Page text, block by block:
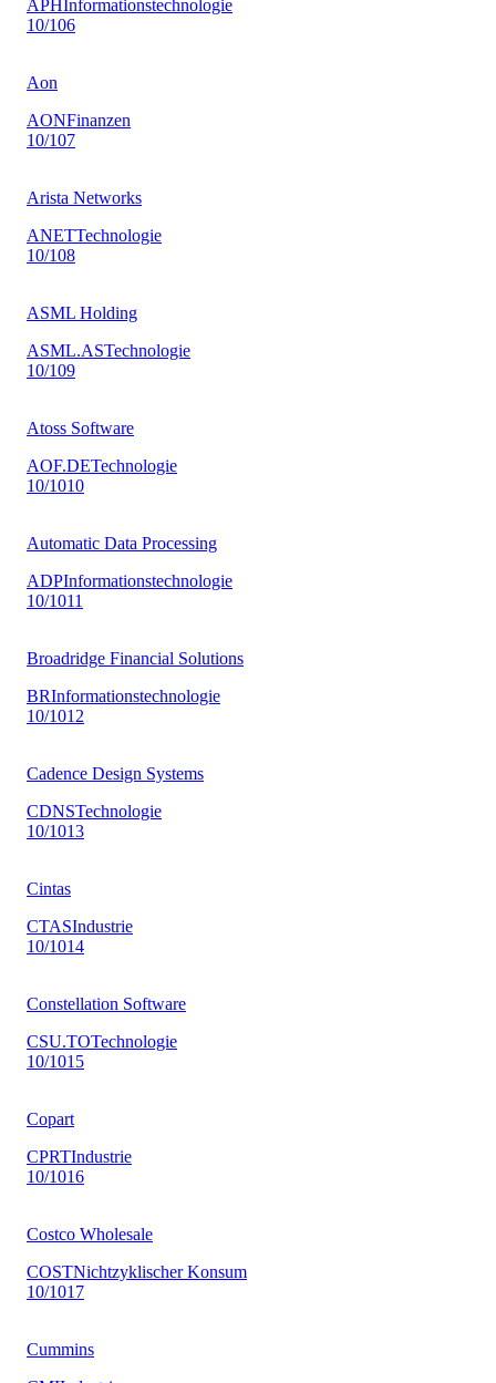
APHInformationstechnologie
10/106
Aon
AONFinanzen
10/107
Arista Networks
ANETTechnologie
10/108
ASML Holding
ASML.ASTechnologie
10/109
Atoss Software
AOF.DETechnologie
10/1010
Automatic Data Processing
ADPInformationstechnologie
10/1011
Broadridge Financial Solutions
BRInformationstechnologie
10/1012
Cadence Design Systems
CDNSTechnologie
10/1013
Cintas
CTASIndustrie
10/1014
Constellation Software
CSU.TOTechnologie
10/1015
Copart
CPRTIndustrie
10/1016
Costco Wholesale
COSTNichtzyklischer Konsum
10/1017
Cummins